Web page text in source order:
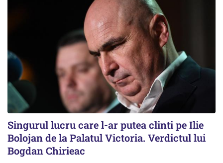
Singurul lucru care l-ar putea clinti pe Ilie
Bolojan de la Palatul Victoria. Verdictul lui
Bogdan Chirieac